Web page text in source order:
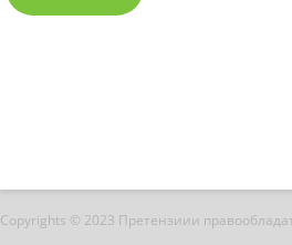
Copyrights © 2023 Претензиии